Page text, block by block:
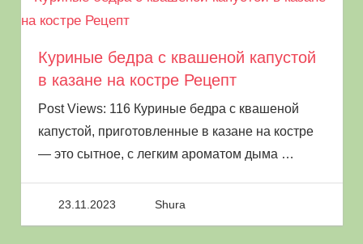
Куриные бедра с квашеной капустой
в казане на костре Рецепт
Post Views: 116 Куриные бедра с квашеной
капустой, приготовленные в казане на костре
— это сытное, с легким ароматом дыма …
23.11.2023 Shura